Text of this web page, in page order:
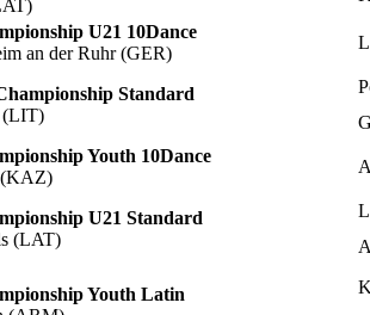
U21 10Dance
an der Ruhr (GER)
Standard
(LIT)
Youth 10Dance
(KAZ)
U21 Standard
(LAT)
Youth Latin